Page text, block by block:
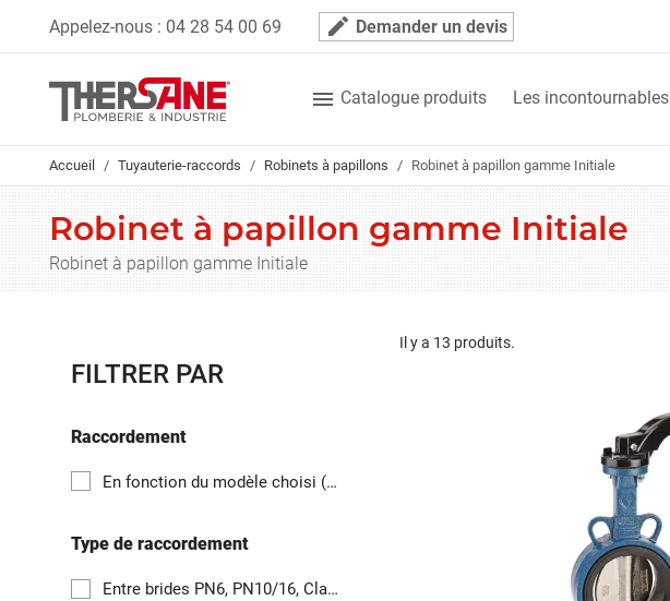
Appelez-nous : 04 28 54 00 69 mode_edit Demander un devis
 Catalogue produits Les incontournables
Accueil Tuyauterie-raccords Robinets à papillons Robinet à papillon gamme Initiale
Robinet à papillon gamme Initiale
Robinet à papillon gamme Initiale
FILTRER PAR
Raccordement
En fonction du modèle choisi (12)
Type de raccordement
Entre brides PN6, PN10/16, Class 150 et JIS10K*
Il y a 13 produits.